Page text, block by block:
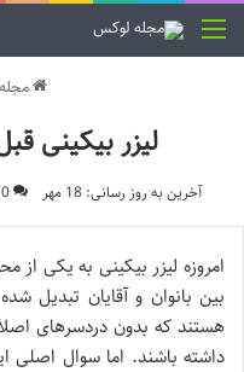
منو
لیزر بیکینی
آخرین به روز رسانی: 18 مهر
امروزه لیزر بیکینی به یکی
بین بانوان و آقایان تبدیل
هستند که بدون دردسرهای
داشته باشند. اما سوال اصلی